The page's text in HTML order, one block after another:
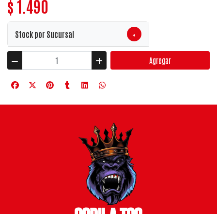
$ 1.490
Stock por Sucursal +
Agregar